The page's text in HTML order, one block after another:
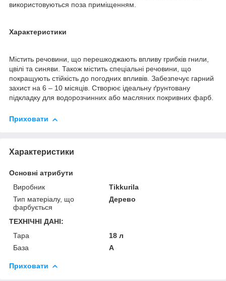
використовуються поза приміщенням.
Характеристики
Містить речовини, що перешкоджають впливу грибків гнили,
цвілі та синяви. Також містить спеціальні речовини, що
покращують стійкість до погодних впливів. Забезпечує гарний
захист на 6 – 10 місяців. Створює ідеальну ґрунтовану
підкладку для водорозчинних або масляних покривних фарб.
Приховати
Характеристики
Основні атрибути
Виробник
Tikkurila
Тип матеріалу, що
фарбується
Дерево
ТЕХНІЧНІ ДАНІ:
Тара
18 л
База
A
Приховати